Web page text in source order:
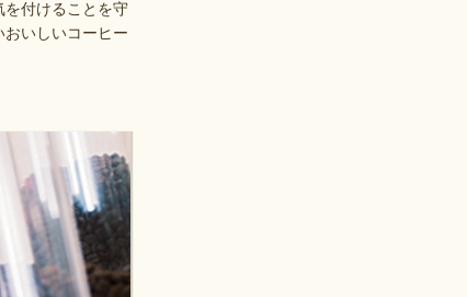
を付けることを守
いしいコーヒー